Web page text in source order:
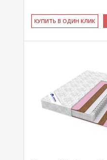
КУ­ПИТЬ В ОДИН КЛИК